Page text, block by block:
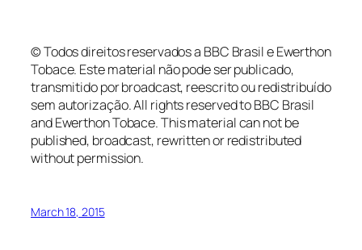
© Todos direitos reservados a BBC Brasil e Ewerthon
Tobace. Este material não pode ser publicado,
transmitido por broadcast, reescrito ou redistribuído
sem autorização.All rightsreservedto BBC Brasil
andEwerthonTobace.This materialcan not be
published, broadcast, rewritten or redistributed
without permission.
March 18, 2015